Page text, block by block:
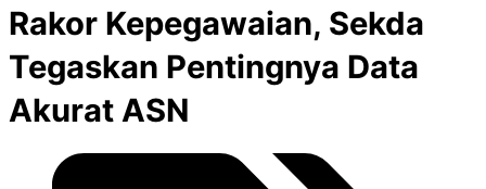
Rakor Kepegawaian, Sekda
Tegaskan Pentingnya Data
Akurat ASN